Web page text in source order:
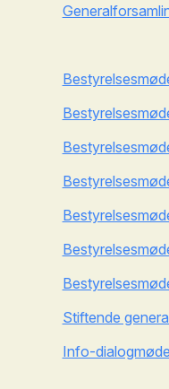
Stiftende
Info-